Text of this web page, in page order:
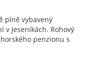
plně vybavený
Jeseníkách. Rohový
penzionu s